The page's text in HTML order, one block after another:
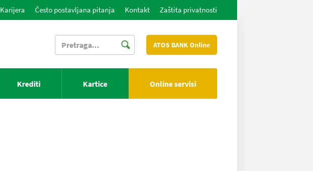
Karijera Često postavljana pitanja Kontakt Zaštita privatnosti
ATOS BANK Online
Krediti Kartice Online servisi